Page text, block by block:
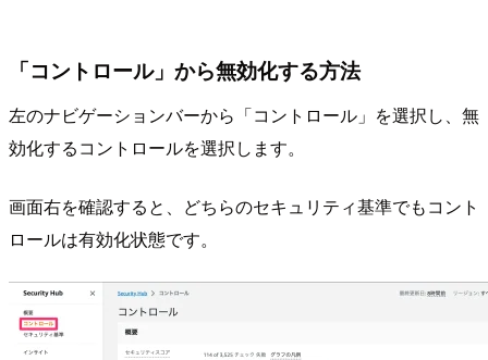
「コントロール」から無効化する方法
左のナビゲーションバーから「コントロール」を選択し、無
効化するコントロールを選択します。
画面右を確認すると、どちらのセキュリティ基準でもコント
ロールは有効化状態です。